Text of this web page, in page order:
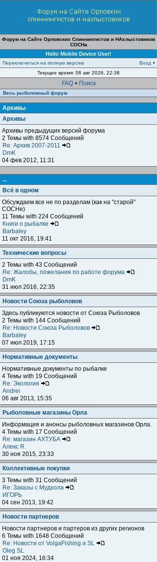
Форум на Сайте Орловских Спиннингистов и НАхлыстовиков
СОСНа
Hello Mobile Device User!
Переключиться на полную версию Вход •
Текущее время: 06 авг 2026, 22:38
FAQ • Поиск
Весь рыболовный форум
Архивы
Архивы
Архивы предыдущих версий форума
2 Темы with 8574 Сообщений
Re: Архив 2007-2011
DmK
04 фев 2012, 11:31
...
Всё в одном
Обсуждаем все не по разделам (как на "старой"
СОСНе)
11 Темы with 224 Сообщений
Книги о рыбалке
Barbaley
11 окт 2016, 19:41
Технические вопросы
2 Темы with 43 Сообщений
Re: Жалобы, пожелания по работе форума
DmK
31 июл 2016, 22:35
Новости Союза рыболовов
Здесь публикуются новости от Союза Рыболовов
2 Темы with 144 Сообщений
Re: Новости Союза Рыболовов
Barbaley
07 июл 2019, 17:15
Нормативные документы
Нормативные документы по рыбалке
4 Темы with 19 Сообщений
Re: Экология
Andrei
06 авг 2013, 15:35
Рыболовные магазины Орла
Информация и анонсы рыболовных магазинов Орла.
4 Темы with 17 Сообщений
Re: магазин АХТУБА
Алекс R.
30 ноя 2015, 23:33
Коллективные покупки
3 Темы with 31 Сообщений
Re: Заказы с Мудхола
ИГОРЬ
04 сен 2013, 19:42
Новости партнеров
Новости партнеров и партеров из других регионов
6 Темы with 1648 Сообщений
Re: Новости от VolgaFishing и SL
Oleg SL
01 ноя 2024, 16:34